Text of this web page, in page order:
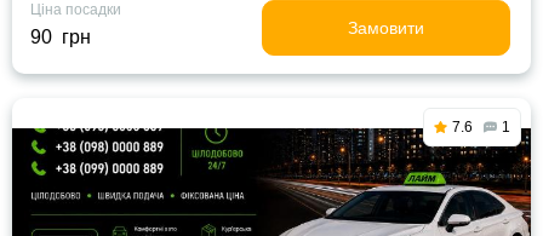
Ціна посадки
90 грн Замовити
7.6 1